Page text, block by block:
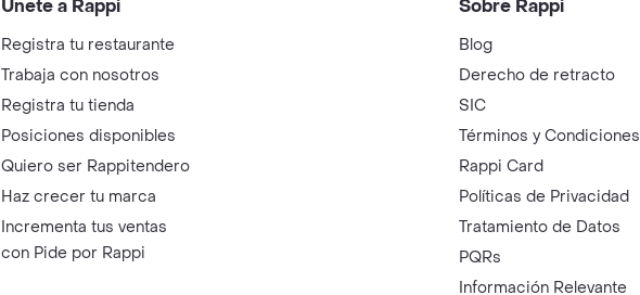
Únete a Rappi
Registra tu restaurante
Trabaja con nosotros
Registra tu tienda
Posiciones disponibles
Quiero ser Rappitendero
Haz crecer tu marca
Incrementa tus ventas
con Pide por Rappi
Sobre Rappi
Blog
Derecho de retracto
SIC
Términos y Condiciones
Rappi Card
Políticas de Privacidad
Tratamiento de Datos
PQRs
Información Relevante